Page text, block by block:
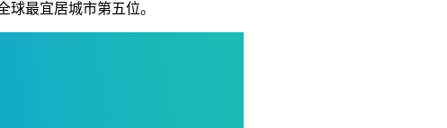
球最宜居城市第五位。